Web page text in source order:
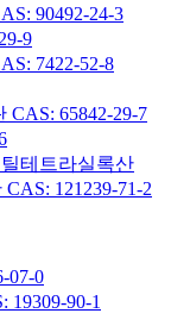
90492-24-3
9
7422-52-8
65842-29-7
테트라실록산
121239-71-2
07-0
90-1